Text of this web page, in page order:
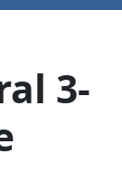
3-